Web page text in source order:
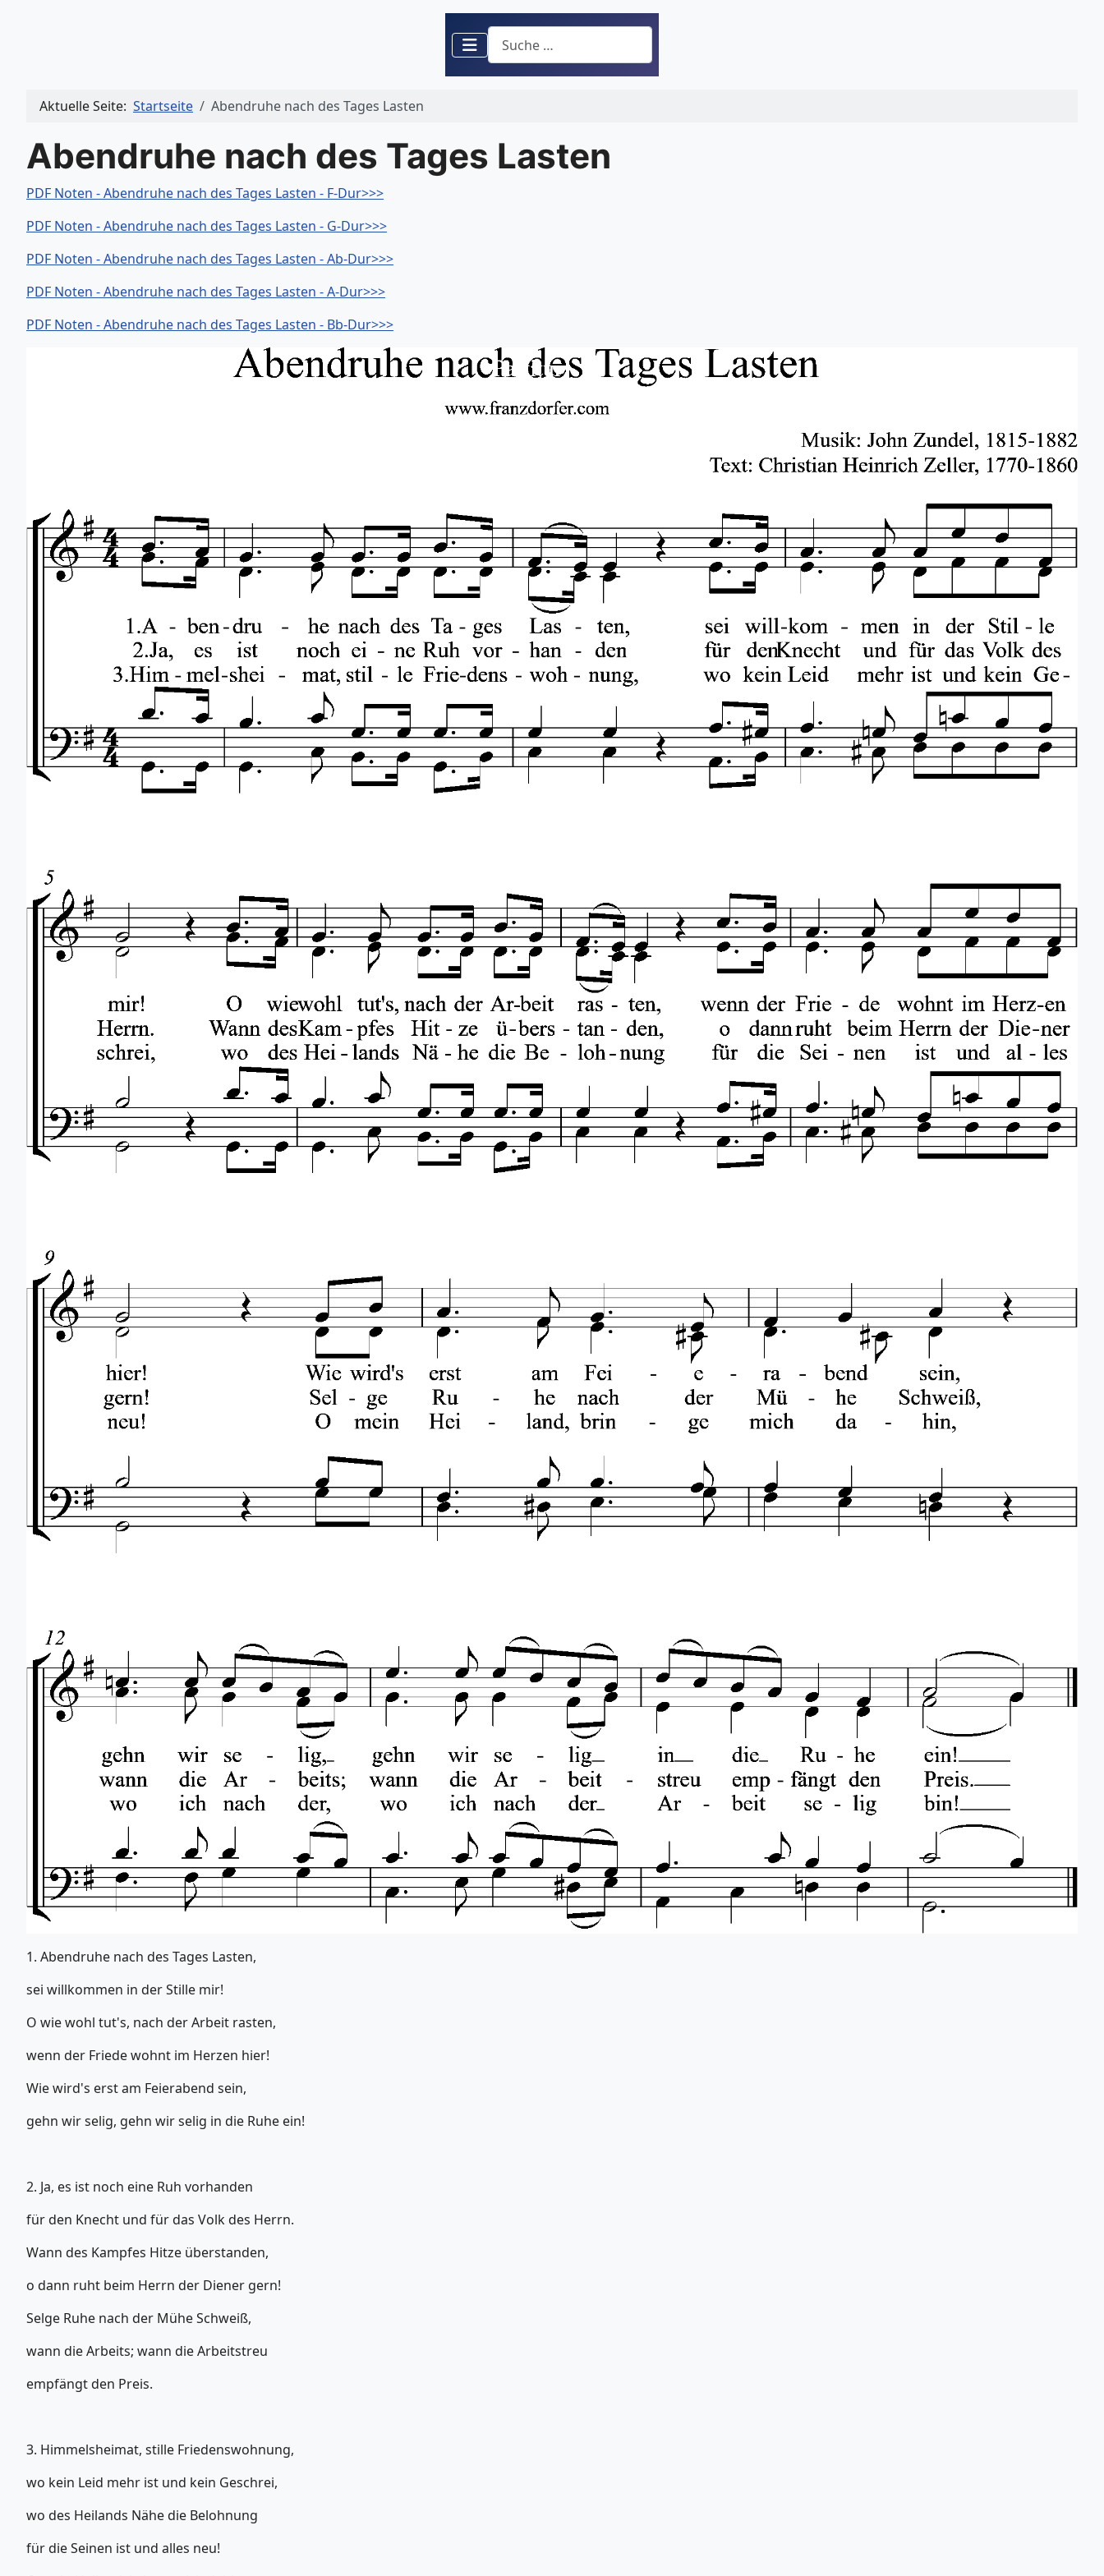
Suchen
Aktuelle Seite: Startseite Abendruhe nach des Tages Lasten
Abendruhe nach des Tages Lasten
PDF Noten - Abendruhe nach des Tages Lasten - F-Dur>>>
PDF Noten - Abendruhe nach des Tages Lasten - G-Dur>>>
PDF Noten - Abendruhe nach des Tages Lasten - Ab-Dur>>>
PDF Noten - Abendruhe nach des Tages Lasten - A-Dur>>>
PDF Noten - Abendruhe nach des Tages Lasten - Bb-Dur>>>
1. Abendruhe nach des Tages Lasten,
sei willkommen in der Stille mir!
O wie wohl tut's, nach der Arbeit rasten,
wenn der Friede wohnt im Herzen hier!
Wie wird's erst am Feierabend sein,
gehn wir selig, gehn wir selig in die Ruhe ein!
2. Ja, es ist noch eine Ruh vorhanden
für den Knecht und für das Volk des Herrn.
Wann des Kampfes Hitze überstanden,
o dann ruht beim Herrn der Diener gern!
Selge Ruhe nach der Mühe Schweiß,
wann die Arbeits; wann die Arbeitstreu
empfängt den Preis.
3. Himmelsheimat, stille Friedenswohnung,
wo kein Leid mehr ist und kein Geschrei,
wo des Heilands Nähe die Belohnung
für die Seinen ist und alles neu!